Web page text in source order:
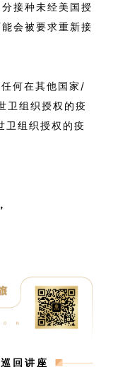
接种未经美国授
会被要求重新接
何在其他国家/
卫组织授权的疫
卫组织授权的疫
回讲座